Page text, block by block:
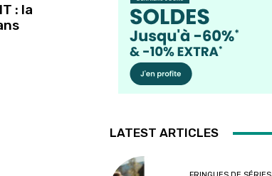
: la
LATEST ARTICLES